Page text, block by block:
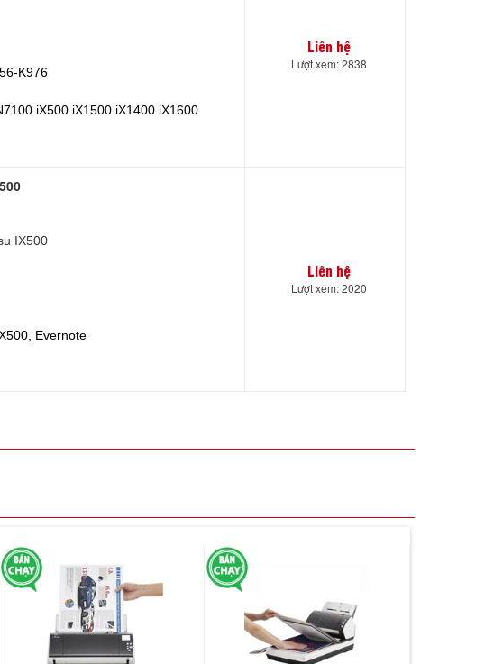
K976
iX500 iX1500 iX1400 iX1600
Liên hệ
Lượt xem: 2838
IX500
Evernote
Liên hệ
Lượt xem: 2020